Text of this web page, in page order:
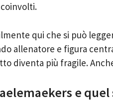
qui che si può
allenatore e figura
diventa più fragile.
e